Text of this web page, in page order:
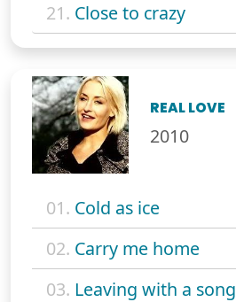
21. Close to crazy
REAL LOVE
2010
01. Cold as ice
02. Carry me home
03. Leaving with a song